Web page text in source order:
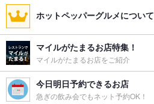
ホットペッパーグルメについて
マイルがたまるお店特集！
マイルがたまるお店をご紹介
今日明日予約できるお店
急ぎの飲み会でもネット予約OK！